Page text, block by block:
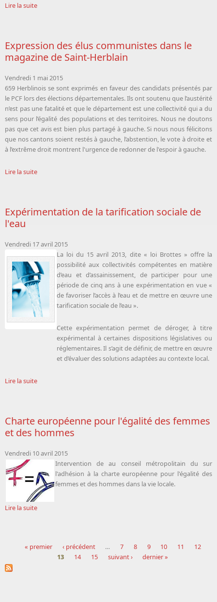
Lire la suite
Expression des élus communistes dans le
magazine de Saint-Herblain
Vendredi 1 mai 2015
659 Herblinois se sont exprimés en faveur des candidats présentés par
le PCF lors des élections départementales. Ils ont soutenu que l’austérité
n’est pas une fatalité et que le département est une collectivité qui a du
sens pour l’égalité des populations et des territoires. Nous ne doutons
pas que cet avis est bien plus partagé à gauche. Si nous nous félicitons
que nos cantons soient restés à gauche, l’abstention, le vote à droite et
à l’extrême droit montrent l'urgence de redonner de l'espoir à gauche.
Lire la suite
Expérimentation de la tarification sociale de
l'eau
Vendredi 17 avril 2015
La loi du 15 avril 2013, dite « loi Brottes » offre la
possibilité aux collectivités compétentes en matière
d’eau et d’assainissement, de participer pour une
période de cinq ans à une expérimentation en vue «
de favoriser l’accès à l’eau et de mettre en œuvre une
tarification sociale de l’eau ».
Cette expérimentation permet de déroger, à titre
expérimental à certaines dispositions législatives ou
réglementaires. Il s’agit de définir, de mettre en œuvre
et d’évaluer des solutions adaptées au contexte local.
Lire la suite
Charte européenne pour l'égalité des femmes
et des hommes
Vendredi 10 avril 2015
Intervention deau conseil métropolitain du sur
l'adhésion à la charte européenne pour l'égalité des
femmes et des hommes dans la vie locale.
Lire la suite
« premier ‹ précédent … 7 8 9 10 11
12
13
14 15 suivant › dernier »